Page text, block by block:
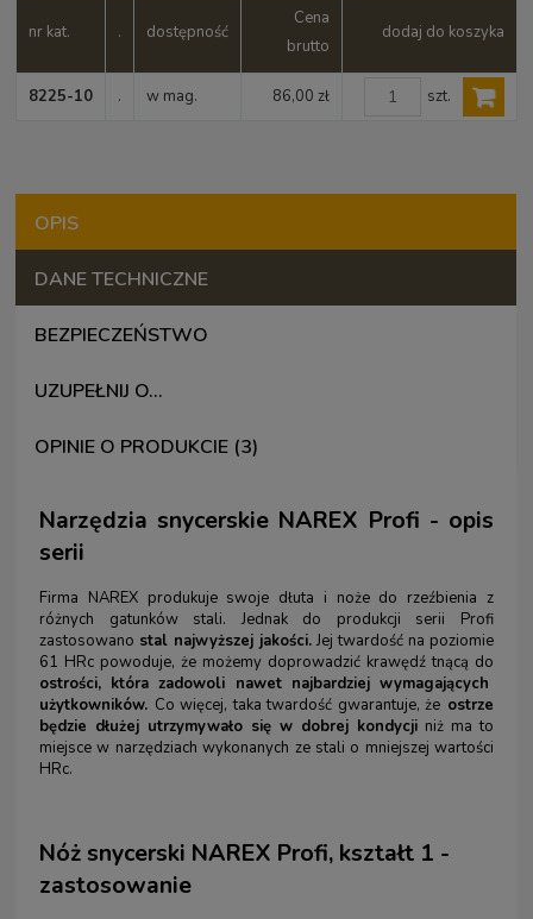
nr kat. . dostępność
Cena
brutto
dodaj do koszyka
8225-10 . w mag. 86,00 zł szt.
OPIS
DANE TECHNICZNE
BEZPIECZEŃSTWO
UZUPEŁNIJ O...
OPINIE O PRODUKCIE (3)
Narzędzia snycerskie NAREX Profi - opis
serii
Firma NAREX produkuje swoje dłuta i noże do rzeźbienia z
różnych gatunków stali. Jednak do produkcji serii Profi
zastosowano stal najwyższej jakości.Jej twardość na poziomie
61 HRc powoduje, że możemy doprowadzić krawędź tnącą do
ostrości, która zadowoli nawet najbardziej wymagających
użytkowników. Co więcej, taka twardość gwarantuje, że ostrze
będzie dłużej utrzymywało się w dobrej kondycji niż ma to
miejsce w narzędziach wykonanych ze stali o mniejszej wartości
HRc.
Nóż snycerski NAREX Profi, kształt 1 -
zastosowanie